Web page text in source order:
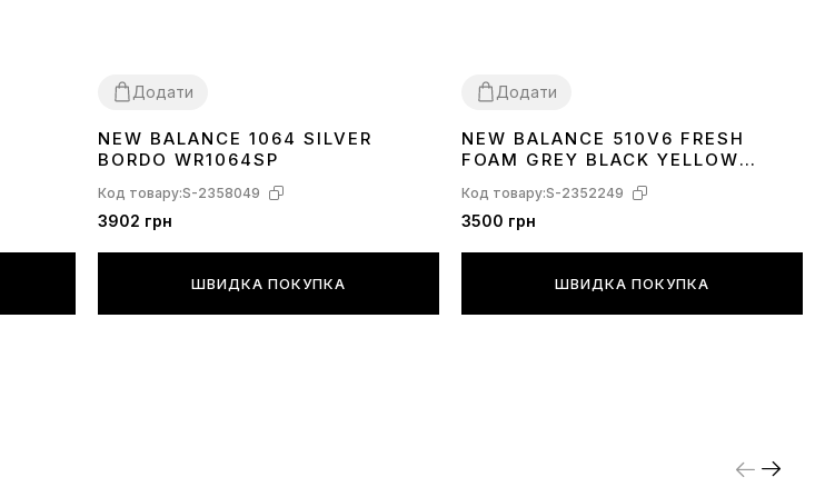
Додати
3640
NEW BALANCE 1064 SILVER
BORDO WR1064SP
Код товару:S-2358049
3902 грн
ШВИДКА ПОКУПКА
Додати
4142 43
NEW BALANCE 510V6 FRESH
FOAM GREY BLACK YELLOW
Код товару:S-2352249
3500 грн
ШВИДКА ПОКУПКА